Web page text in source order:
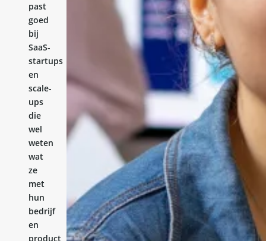
past
goed
bij
SaaS-
startups
en
scale-
ups
die
wel
weten
wat
ze
met
hun
bedrijf
en
product